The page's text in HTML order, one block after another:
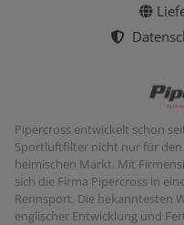
Pipercross entwickelt schon
Sportluftfilter nicht nur für
heimischen Markt. Mit
sich die Firma Pipercross in
Rennsport. Die bekanntesten
englischer Entwicklung und